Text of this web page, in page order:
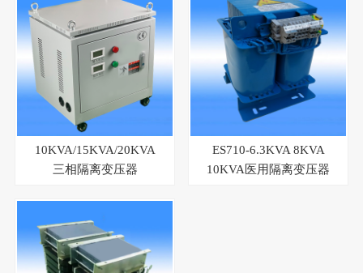
10KVA/15KVA/20KVA
三相隔离变压器
ES710-6.3KVA 8KVA
10KVA医用隔离变压器